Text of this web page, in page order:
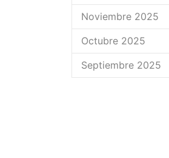
Noviembre 2025
Octubre 2025
Septiembre 2025